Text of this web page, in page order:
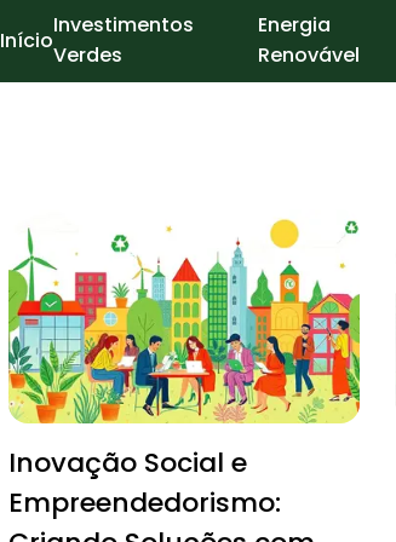
Início
Investimentos
Verdes
Energia
Renovável
Inovação Social e
Empreendedorismo: